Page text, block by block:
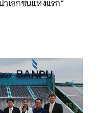
ำเอกชนแห่งแรก”